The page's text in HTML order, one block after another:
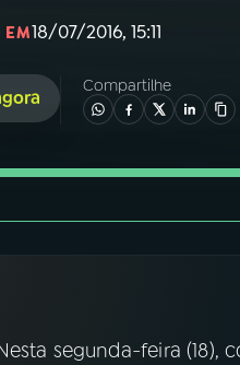
EM18/07/2016, 15:11
Compartilhe
segunda-feira